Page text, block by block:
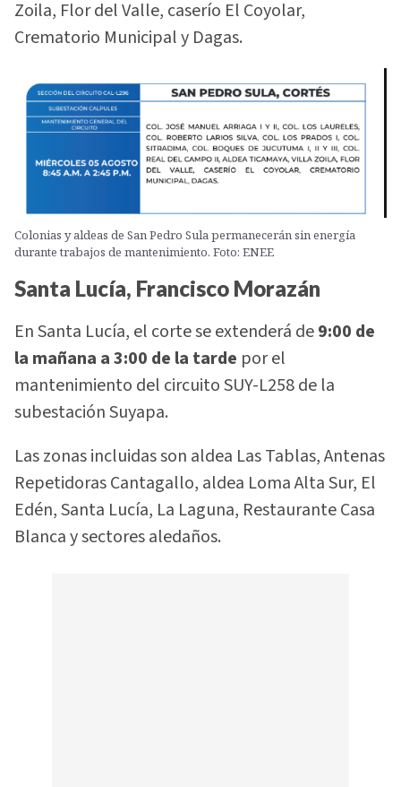
Zoila, Flor del Valle, caserío El Coyolar,
Crematorio Municipal y Dagas.
Colonias y aldeas de San Pedro Sula permanecerán sin energía
durante trabajos de mantenimiento. Foto: ENEE
Santa Lucía, Francisco Morazán
En Santa Lucía, el corte se extenderá de9:00 de
la mañana a 3:00 de la tarde por el
mantenimiento del circuito SUY-L258 de la
subestación Suyapa.
Las zonas incluidas son aldea Las Tablas, Antenas
Repetidoras Cantagallo, aldea Loma Alta Sur, El
Edén, Santa Lucía, La Laguna, Restaurante Casa
Blanca y sectores aledaños.